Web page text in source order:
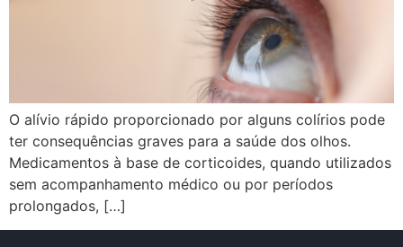
O alívio rápido proporcionado por alguns colírios pode
ter consequências graves para a saúde dos olhos.
Medicamentos à base de corticoides, quando utilizados
sem acompanhamento médico ou por períodos
prolongados, […]